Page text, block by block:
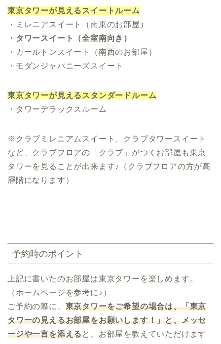
東京タワーが見えるスイートルーム
・ミレニアスイート（南東のお部屋）
・タワースイート（全室南向き）
・カールトンスイート（南西のお部屋）
・モダンジャパニーズスイート
東京タワーが見えるスタンダードルーム
・タワーデラックスルーム
※クラブミレニアムスイート、クラブタワースイート
など、クラブフロアの「クラブ」がつくお部屋も東京
タワーを見ることが出来ます♪（クラブフロアの方が高
層階になります）
予約時のポイント
上記に書いたのお部屋は東京タワーを楽しめます。
（ホームページを参考に♪）
ご予約の際に、 東京タワーをご希望の場合は、「東京
タワーの見えるお部屋をお願いします！」と、メッセ
ージや一言を添えると、お部屋を教えていただけます